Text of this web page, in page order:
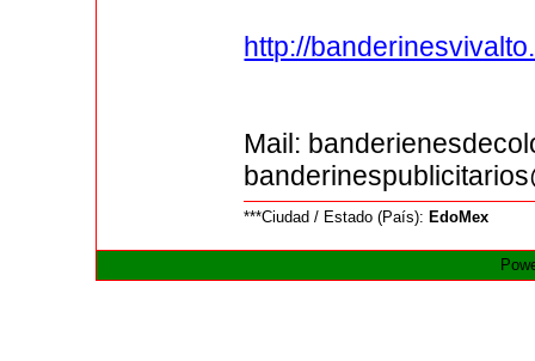
http://
Mail:
***Ciudad / Estado (País): EdoMex